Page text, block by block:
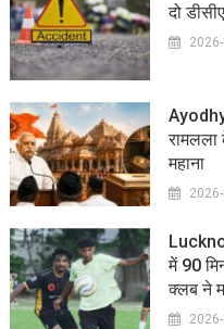
दो
महाना
में 90
क्लब ने